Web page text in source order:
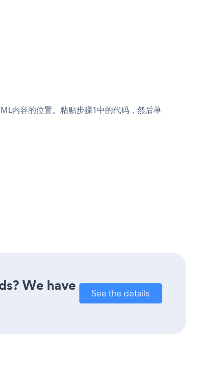
内容的位置。粘贴步骤1中的代码，然后单
We have
See the details